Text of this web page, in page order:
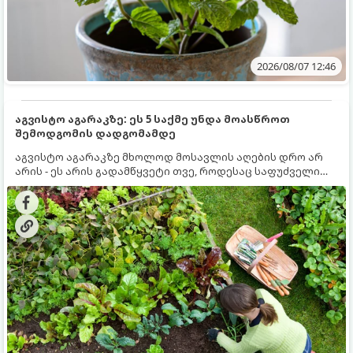
2026/08/07 12:46
აგვისტო აგარაკზე: ეს 5 საქმე უნდა მოასწროთ
შემოდგომის დადგომამდე
აგვისტო აგარაკზე მხოლოდ მოსავლის აღების დრო არ
არის - ეს არის გადამწყვეტი თვე, როდესაც საფუძველი
ეყრება მომავალი წლის მოსავალს და ბაღი მზადდება
შემოდგომა-ზამთრის სეზონისთვის. იმისათვის, რომ
ნიადაგმა ენერგია აღიდგინოს, ხოლო მცენარეებმა
ზამთარს გაუძლონ, აგვისტოს ბოლომდე 5
მნიშვნელოვანი საქმის გაკეთება უნდა მოასწროთ: